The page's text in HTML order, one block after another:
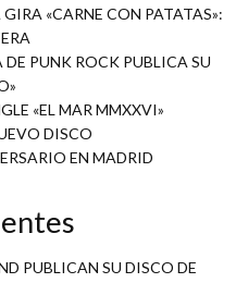
«CARNE CON PATATAS»:
PUNK ROCK PUBLICA SU
«EL MAR MMXXVI»
DISCO
EN MADRID
PUBLICAN SU DISCO DE